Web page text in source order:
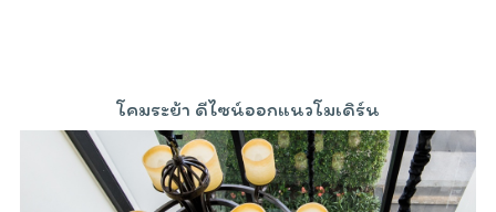
โคมระย้า ดีไซน์ออกแนวโมเดิร์น